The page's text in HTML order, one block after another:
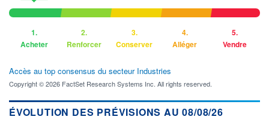
1.
Acheter
2.
Renforcer
3.
Conserver
4.
Alléger
5.
Vendre
Accès au top consensus du secteur Industries
Copyright © 2026 FactSet Research Systems Inc. All rights reserved.
ÉVOLUTION DES PRÉVISIONS AU 08/08/26